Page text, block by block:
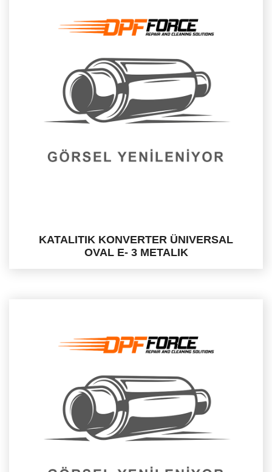
KATALITIK KONVERTER ÜNIVERSAL
OVAL E- 3 METALIK